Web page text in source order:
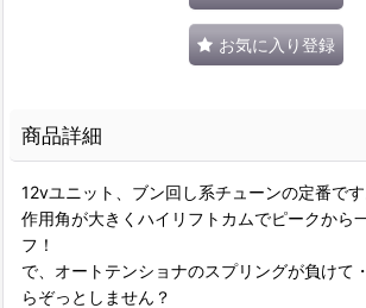
お気に入り登録
商品詳細
12vユニット、ブン回し系チューンの定番です
作用角が大きくハイリフトカムでピークから
フ！
で、オートテンショナのスプリングが負けて
らぞっとしません？